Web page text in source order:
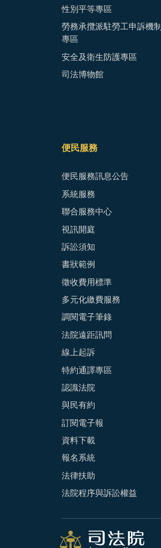
性別平等專區
勞務承攬派駐勞工申訴機制
專區
安全及衛生防護專區
司法博物館
便民服務
便民服務訊息公告
系統服務
聯合服務中心
視訊開庭
訴訟須知
書狀範例
徵收費用標準
多元化繳費服務
調閱電子筆錄
法院遠距訊問
線上起訴
特約通譯專區
認識法院
與民有約
訂閱電子報
資料下載
報名系統
法律扶助
法院程序與訴訟權益
:::